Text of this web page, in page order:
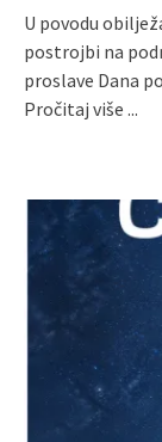
U povodu
postrojbi na
proslave Dana
Pročitaj više ...